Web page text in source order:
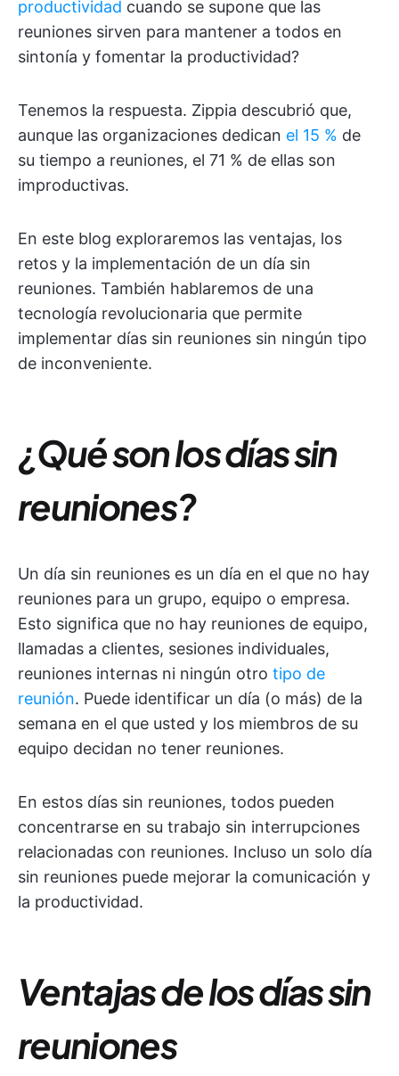
productividad cuando se supone que las
reuniones sirven para mantener a todos en
sintonía y fomentar la productividad?
Tenemos la respuesta. Zippia descubrió que,
aunque las organizaciones dedican el 15 % de
su tiempo a reuniones, el 71 % de ellas son
improductivas.
En este blog exploraremos las ventajas, los
retos y la implementación de un día sin
reuniones. También hablaremos de una
tecnología revolucionaria que permite
implementar días sin reuniones sin ningún tipo
de inconveniente.
¿Qué son los días sin
reuniones?
Un día sin reuniones es un día en el que no hay
reuniones para un grupo, equipo o empresa.
Esto significa que no hay reuniones de equipo,
llamadas a clientes, sesiones individuales,
reuniones internas ni ningún otro tipo de
reunión. Puede identificar un día (o más) de la
semana en el que usted y los miembros de su
equipo decidan no tener reuniones.
En estos días sin reuniones, todos pueden
concentrarse en su trabajo sin interrupciones
relacionadas con reuniones. Incluso un solo día
sin reuniones puede mejorar la comunicación y
la productividad.
Ventajas de los días sin
reuniones